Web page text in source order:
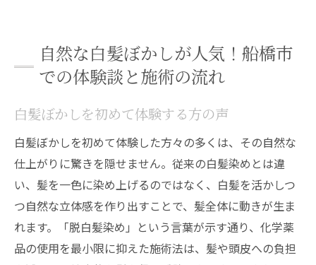
自然な白髪ぼかしが人気！船橋市
での体験談と施術の流れ
白髪ぼかしを初めて体験する方の声
白髪ぼかしを初めて体験した方々の多くは、その自然な
仕上がりに驚きを隠せません。従来の白髪染めとは違
い、髪を一色に染め上げるのではなく、白髪を活かしつ
つ自然な立体感を作り出すことで、髪全体に動きが生ま
れます。「脱白髪染め」という言葉が示す通り、化学薬
品の使用を最小限に抑えた施術法は、髪や頭皮への負担